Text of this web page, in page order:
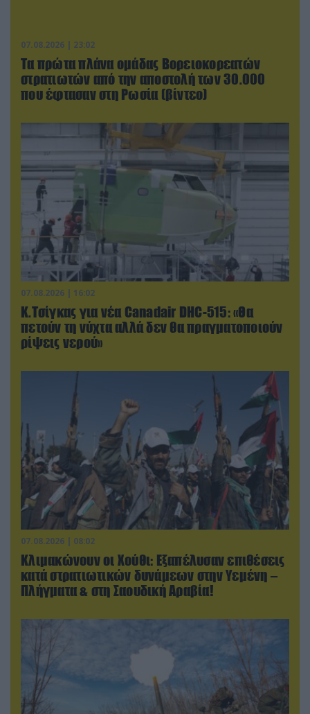
07.08.2026 | 23:02
Τα πρώτα πλάνα ομάδας Βορειοκορεατών
στρατιωτών από την αποστολή των 30.000
που έφτασαν στη Ρωσία (βίντεο)
07.08.2026 | 16:02
Κ.Τσίγκας για νέα Canadair DHC-515: «Θα
πετούν τη νύχτα αλλά δεν θα πραγματοποιούν
ρίψεις νερού»
07.08.2026 | 08:02
Κλιμακώνουν οι Χούθι: Eξαπέλυσαν επιθέσεις
κατά στρατιωτικών δυνάμεων στην Υεμένη –
Πλήγματα & στη Σαουδική Αραβία!